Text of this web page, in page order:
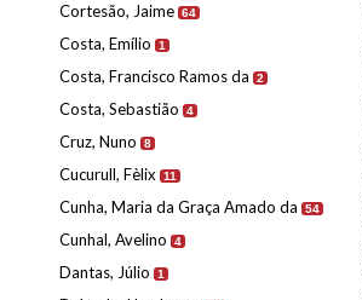
Cortesão, Jaime 64
Costa, Emílio 1
Costa, Francisco Ramos da 2
Costa, Sebastião 4
Cruz, Nuno 8
Cucurull, Fèlix 11
Cunha, Maria da Graça Amado da 54
Cunhal, Avelino 4
Dantas, Júlio 1